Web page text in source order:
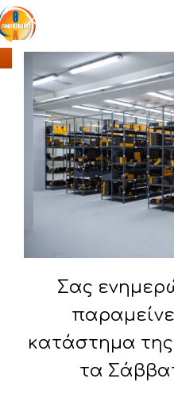
Σας
κατάστημα
τα
Αρχική/
Show column
ΣΥΜΜΕΤΟΧΉ
ΕΚΘΕΣΗ SUPER
Σας προσκαλούμε στην 4η
Market & Περίπτερο που
Οκτωβρίου 2015 στο